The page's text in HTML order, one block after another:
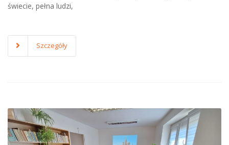
świecie, pełna ludzi,
Szczegóły